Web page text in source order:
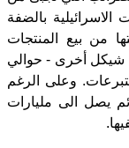
بالضفة
من بيع المنتجات
شيكل أخرى - حوالي
وعلى الرغم
يصل الى مليارات